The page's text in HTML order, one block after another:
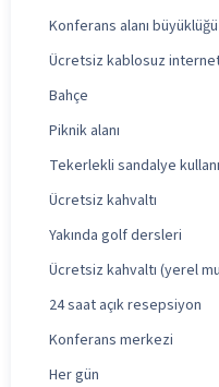
Konferans alanı
Ücretsiz kablosuz
Bahçe
Piknik alanı
Tekerlekli sandalye
Ücretsiz kahvaltı
Yakında golf dersleri
Ücretsiz kahvaltı (yerel
24 saat açık resepsiyon
Konferans merkezi
Her gün